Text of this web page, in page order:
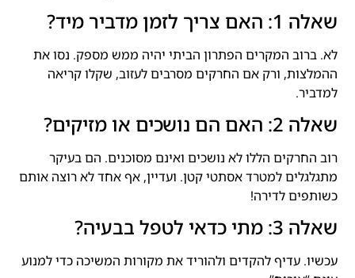
שאלה 1: האם צריך לזמן מדביר מיד?
לא. ברוב המקרים הפתרון הביתי יהיה ממש מספק. נסו את
ההמלצות, ורק אם החרקים מסרבים לעזוב, שקלו קריאה
למדביר.
שאלה 2: האם הם נושכים או מזיקים?
רוב החרקים הללו לא נושכים ואינם מסוכנים. הם בעיקר
מתגלגלים למטרד אסתטי קטן. ועדיין, אף אחד לא רוצה אותם
כשותפים לדירה!
שאלה 3: מתי כדאי לטפל בבעיה?
עכשיו. עדיף להקדים ולהוריד את מקורות המשיכה כדי למנוע